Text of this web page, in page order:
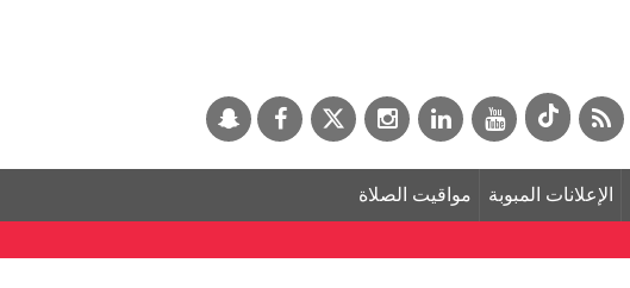
الإعلانات المبوبة مواقيت الصلاة